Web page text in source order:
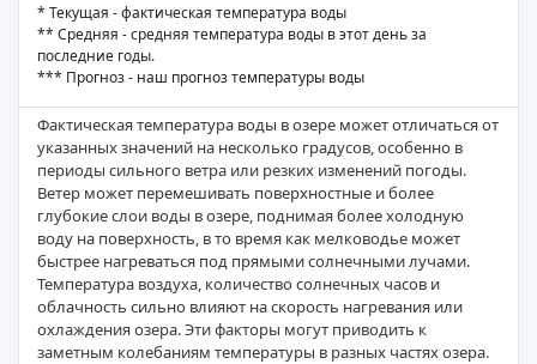
* Текущая - фактическая температура воды
** Средняя - средняя температура воды в этот день за
последние годы.
*** Прогноз - наш прогноз температуры воды
Фактическая температура воды в озере может отличаться от
указанных значений на несколько градусов, особенно в
периоды сильного ветра или резких изменений погоды.
Ветер может перемешивать поверхностные и более
глубокие слои воды в озере, поднимая более холодную
воду на поверхность, в то время как мелководье может
быстрее нагреваться под прямыми солнечными лучами.
Температура воздуха, количество солнечных часов и
облачность сильно влияют на скорость нагревания или
охлаждения озера. Эти факторы могут приводить к
заметным колебаниям температуры в разных частях озера.